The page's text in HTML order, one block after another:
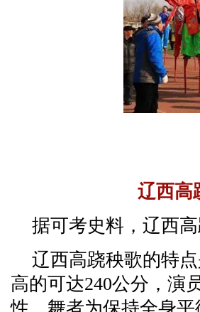
辽西高
据可考史料，辽西
辽西高跷秧歌的特
高的可达240公分，演